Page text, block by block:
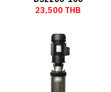
23,500 THB